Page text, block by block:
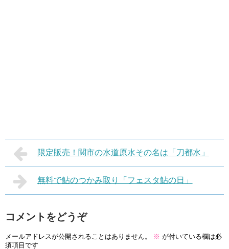
限定販売！関市の水道原水その名は「刀都水」
無料で鮎のつかみ取り「フェスタ鮎の日」
コメントをどうぞ
メールアドレスが公開されることはありません。 ※ が付いている欄は必
須項目です